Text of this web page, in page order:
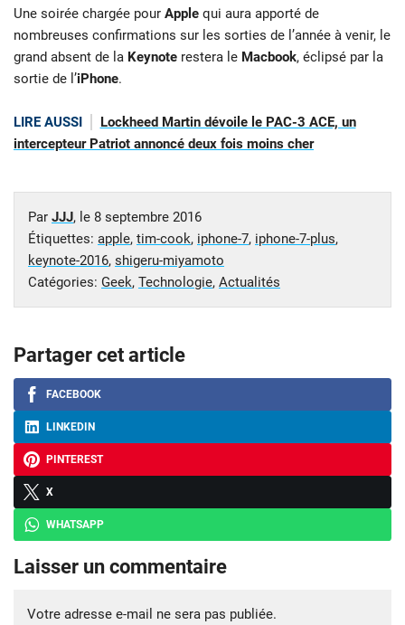
Une soirée chargée pour Apple qui aura apporté de
nombreuses confirmations sur les sorties de l’année à venir, le
grand absent de la Keynote restera le Macbook, éclipsé par la
sortie de l’iPhone.
LIRE AUSSI
Lockheed Martin dévoile le PAC-3 ACE, un
intercepteur Patriot annoncé deux fois moins cher
Par JJJ, le 8 septembre 2016
Étiquettes: apple, tim-cook, iphone-7, iphone-7-plus,
keynote-2016, shigeru-miyamoto
Catégories: Geek, Technologie, Actualités
Partager cet article
FACEBOOK
LINKEDIN
PINTEREST
X
WHATSAPP
Laisser un commentaire
Votre adresse e-mail ne sera pas publiée.